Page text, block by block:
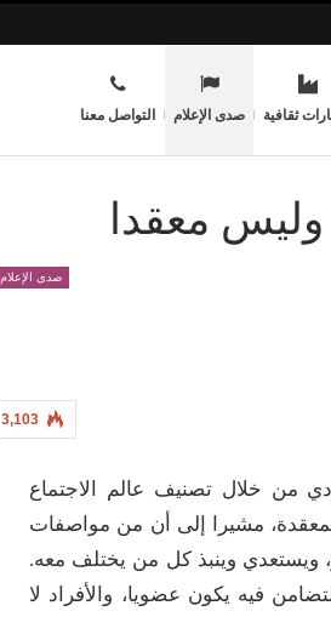
ثقافية صدى الإعلام التواصل معنا
معقدا
صدى الإعلام
3,103
من خلال تصنيف عالم الاجتماع
مشيرا إلى أن من مواصفات
ويستعدي وينبذ كل من يختلف معه.
فيه يكون عضويا، والأفراد لا